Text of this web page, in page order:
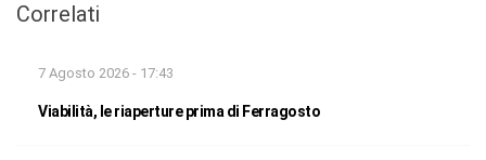
Correlati
7 Agosto 2026 - 17:43
Viabilità, le riaperture prima di Ferragosto